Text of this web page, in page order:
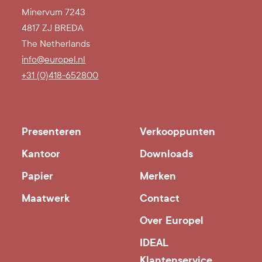
Minervum 7243
4817 ZJ BREDA
The Netherlands
info@europel.nl
+31 (0)418-652800
Presenteren
Kantoor
Papier
Maatwerk
Verkooppunten
Downloads
Merken
Contact
Over Europel
IDEAL